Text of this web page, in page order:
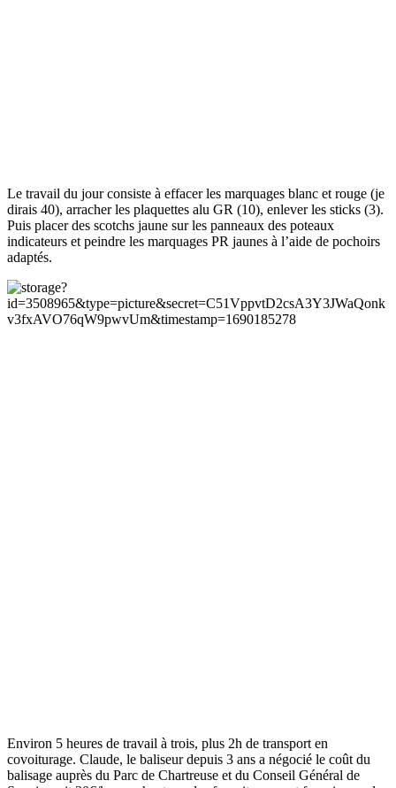
Le travail du jour consiste à effacer les marquages blanc et rouge (je
dirais 40), arracher les plaquettes alu GR (10), enlever les sticks (3).
Puis placer des scotchs jaune sur les panneaux des poteaux
indicateurs et peindre les marquages PR jaunes à l’aide de pochoirs
adaptés.
Environ 5 heures de travail à trois, plus 2h de transport en
covoiturage. Claude, le baliseur depuis 3 ans a négocié le coût du
balisage auprès du Parc de Chartreuse et du Conseil Général de